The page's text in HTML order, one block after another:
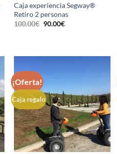
Caja experiencia Segway®
Retiro 2 personas
100.00€ El
90.00€El
¡Oferta!
Caja regalo